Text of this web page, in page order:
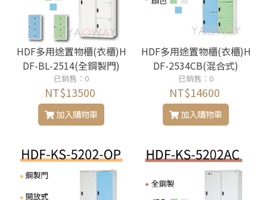
HDF多用途置物櫃(衣櫃)H
DF-BL-2514(全鋼製門)
已銷售：0
NT$13500
加入購物車
HDF多用途置物櫃(衣櫃)H
DF-2534CB(混合式)
已銷售：0
NT$14600
加入購物車